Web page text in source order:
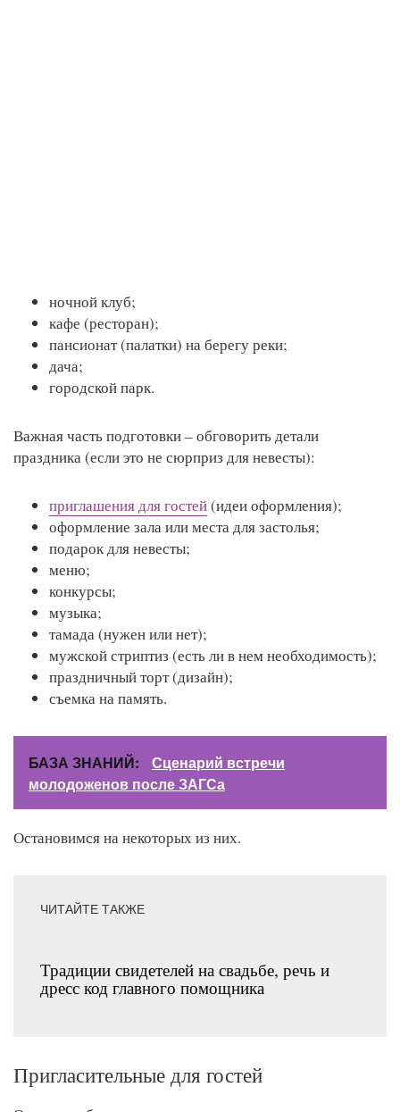
ночной клуб;
кафе (ресторан);
пансионат (палатки) на берегу реки;
дача;
городской парк.
Важная часть подготовки – обговорить детали
праздника (если это не сюрприз для невесты):
приглашения для гостей(идеи оформления);
оформление зала или места для застолья;
подарок для невесты;
меню;
конкурсы;
музыка;
тамада (нужен или нет);
мужской стриптиз (есть ли в нем необходимость);
праздничный торт (дизайн);
съемка на память.
БАЗА ЗНАНИЙ:
Сценарий встречи
молодоженов после ЗАГСа
Остановимся на некоторых из них.
ЧИТАЙТЕ ТАКЖЕ
Традиции свидетелей на свадьбе, речь и
дресс код главного помощника
Пригласительные для гостей